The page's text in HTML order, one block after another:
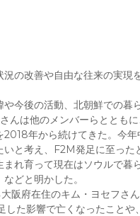
の改善や自由な往来の実現
今後の活動、北朝鮮での暮
んは他のメンバーらととも
年から続けてきた。今
と考え、F2M発足に至った
れ育って現在はソウルで暮
どと明かした。
府在住のキム・ヨセフさん
た影響で亡くなったことや